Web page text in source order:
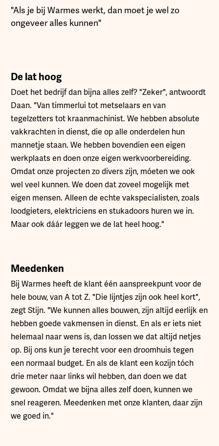
"Als je bij Warmes werkt, dan moet je wel zo
ongeveer alles kunnen"
De lat hoog
Doet het bedrijf dan bijna alles zelf? "Zeker", antwoordt
Daan. "Van timmerlui tot metselaars en van
tegelzetters tot kraanmachinist. We hebben absolute
vakkrachten in dienst, die op alle onderdelen hun
mannetje staan. We hebben bovendien een eigen
werkplaats en doen onze eigen werkvoorbereiding.
Omdat onze projecten zo divers zijn, móeten we ook
wel veel kunnen. We doen dat zoveel mogelijk met
eigen mensen. Alleen de echte vakspecialisten, zoals
loodgieters, elektriciens en stukadoors huren we in.
Maar ook dáár leggen we de lat heel hoog."
Meedenken
Bij Warmes heeft de klant één aanspreekpunt voor de
hele bouw, van A tot Z. "Die lijntjes zijn ook heel kort",
zegt Stijn. "We kunnen alles bouwen, zijn altijd eerlijk en
hebben goede vakmensen in dienst. En als er iets niet
helemaal naar wens is, dan lossen we dat altijd netjes
op. Bij ons kun je terecht voor een droomhuis tegen
een normaal budget. En als de klant een kozijn tóch
drie meter naar links wil hebben, dan doen we dat
gewoon. Omdat we bijna alles zelf doen, kunnen we
snel reageren. Meedenken met onze klanten, daar zijn
we goed in."